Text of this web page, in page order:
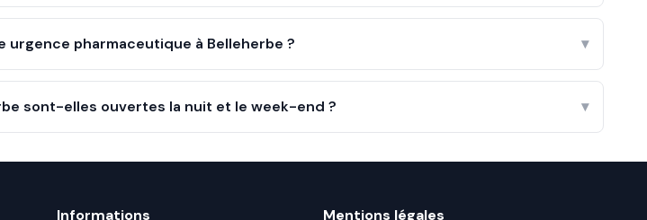
urgence pharmaceutique à Belleherbe ? ▾
sont-elles ouvertes la nuit et le week-end ? ▾
Informations Mentions légales